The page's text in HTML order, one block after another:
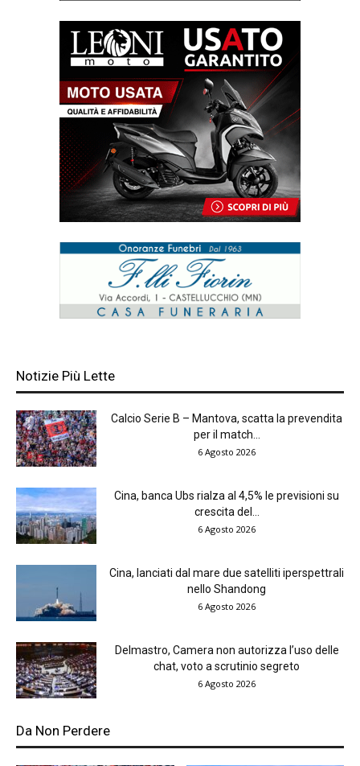
Notizie Più Lette
Calcio Serie B – Mantova, scatta la prevendita
per il match...
6 Agosto 2026
Cina, banca Ubs rialza al 4,5% le previsioni su
crescita del...
6 Agosto 2026
Cina, lanciati dal mare due satelliti iperspettrali
nello Shandong
6 Agosto 2026
Delmastro, Camera non autorizza l’uso delle
chat, voto a scrutinio segreto
6 Agosto 2026
Da Non Perdere